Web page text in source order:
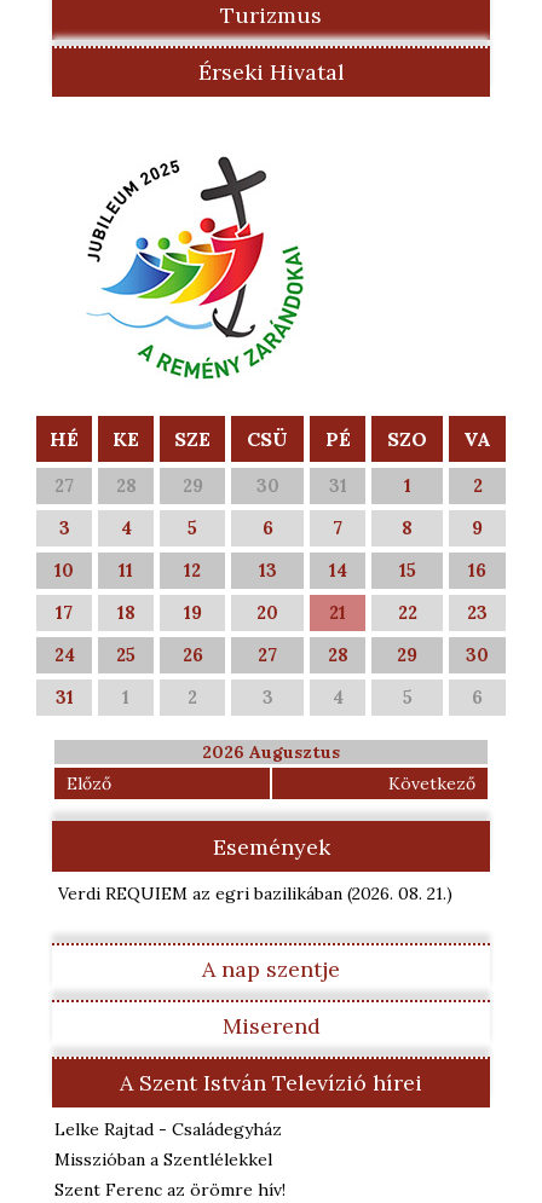
Turizmus
Érseki Hivatal
HÉ KE SZE CSÜ PÉ SZO VA
27 28 29 30 31 1
2
3
4 5 6 7 8
9
10
11 12 13 14 15
16
17
18 19 20 21 22
23
24
25 26 27 28 29
30
31
1 2 3 4 5 6
2026 Augusztus
Előző
Következő
Események
Verdi REQUIEM az egri bazilikában (2026. 08. 21.)
A nap szentje
Miserend
A Szent István Televízió hírei
Lelke Rajtad - Családegyház
Misszióban a Szentlélekkel
Szent Ferenc az örömre hív!